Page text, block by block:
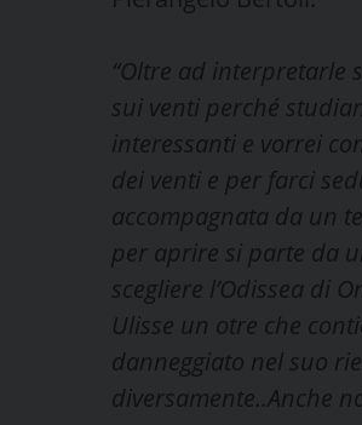
“Oltre ad interpretarle
sui venti perché
interessanti e vorrei
dei venti e per farci
accompagnata da un
per aprire si parte da
scegliere l’Odissea di
Ulisse un otre che
danneggiato nel suo
diversamente..Anche